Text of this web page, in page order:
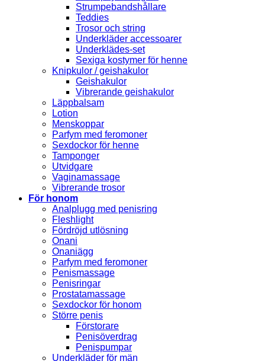
Strumpebandshållare
Teddies
Trosor och string
Underkläder accessoarer
Underklädes-set
Sexiga kostymer för henne
Knipkulor / geishakulor
Geishakulor
Vibrerande geishakulor
Läppbalsam
Lotion
Menskoppar
Parfym med feromoner
Sexdockor för henne
Tamponger
Utvidgare
Vaginamassage
Vibrerande trosor
För honom
Analplugg med penisring
Fleshlight
Fördröjd utlösning
Onani
Onaniägg
Parfym med feromoner
Penismassage
Penisringar
Prostatamassage
Sexdockor för honom
Större penis
Förstorare
Penisöverdrag
Penispumpar
Underkläder för män